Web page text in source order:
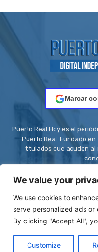
We value your
We use cookies to
serve personalized ads
By clicking "Accept All",
Customize
Marcar
Puerto Real Hoy es el
Puerto Real. Fundado
titulados que acuden al
Contacto:
© Be First SL - ISSN: 2444-
RS8C2UZT5H | Stock images